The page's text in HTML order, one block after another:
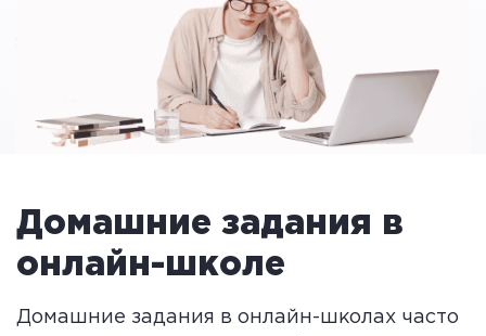
Домашние задания в
онлайн-школе
Домашние задания в онлайн-школах часто